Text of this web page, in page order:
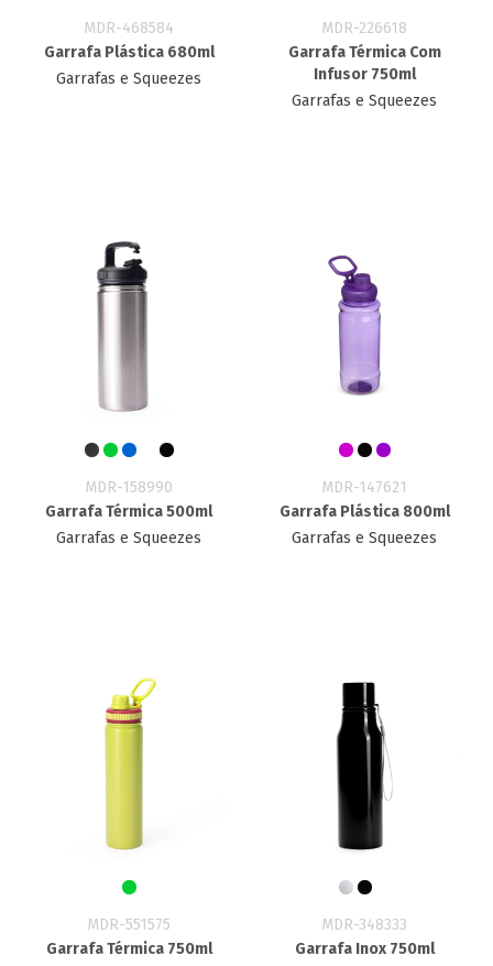
MDR-468584
Garrafa Plástica 680ml
Garrafas e Squeezes
MDR-226618
Garrafa Térmica Com
Infusor 750ml
Garrafas e Squeezes
MDR-158990
Garrafa Térmica 500ml
Garrafas e Squeezes
MDR-147621
Garrafa Plástica 800ml
Garrafas e Squeezes
MDR-551575
Garrafa Térmica 750ml
MDR-348333
Garrafa Inox 750ml